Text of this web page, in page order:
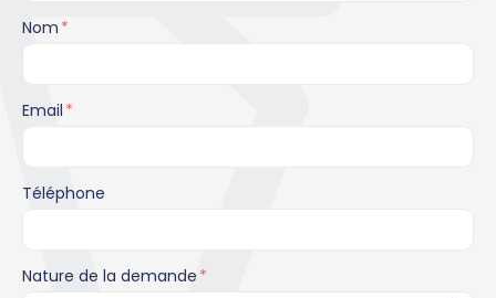
Nom *
Email *
Téléphone
Nature de la demande *